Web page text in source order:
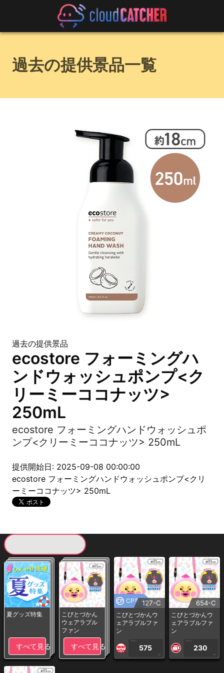
過去の提供景品一覧
過去の提供景品
ecostore フォーミングハ
ンドウォッシュポンプ<ク
リーミーココナッツ>
250mL
ecostore フォーミングハンドウォッシュポ
ンプ<クリーミーココナッツ> 250mL
提供開始日: 2025-09-08 00:00:00
ecostore フォーミングハンドウォッシュポンプ<クリ
ーミーココナッツ> 250mL
夏グッズ特集
すべて見る
こびとづかん
ウェアラブル
ファン
すべて見る
CP専用127-C
こびとづかんウ
ェアラブルファ
ン
1PLAY
575
CP
654-C
こびとづかんウ
ェアラブルファ
ン
1PLAY
230
CP